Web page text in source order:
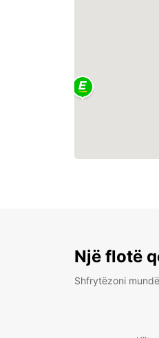
Një flotë
Shfrytëzoni